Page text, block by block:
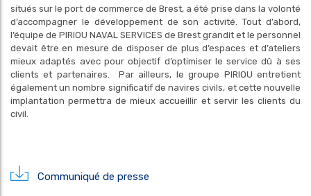
situés sur le port de commerce de Brest, a été prise dans la volonté
d’accompagner le développement de son activité. Tout d’abord,
l’équipe de PIRIOU NAVAL SERVICES de Brest grandit et le personnel
devait être en mesure de disposer de plus d’espaces et d’ateliers
mieux adaptés avec pour objectif d’optimiser le service dû à ses
clients et partenaires. Par ailleurs, le groupe PIRIOU entretient
également un nombre significatif de navires civils, et cette nouvelle
implantation permettra de mieux accueillir et servir les clients du
civil.
Communiqué de presse